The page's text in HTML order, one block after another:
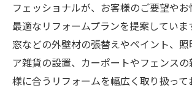
フェッショナルが、お客様のご要望や
最適なリフォームプランを提案していま
窓などの外壁材の張替えやペイント、
ア雑貨の設置、カーポートやフェンス
様に合うリフォームを幅広く取り扱って